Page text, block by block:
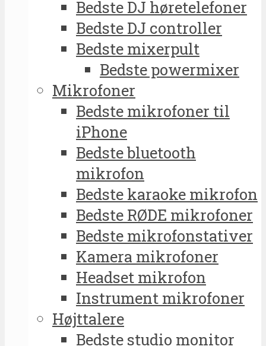
Bedste DJ høretelefoner
Bedste DJ controller
Bedste mixerpult
Bedste powermixer
Mikrofoner
Bedste mikrofoner til
iPhone
Bedste bluetooth
mikrofon
Bedste karaoke mikrofon
Bedste RØDE mikrofoner
Bedste mikrofonstativer
Kamera mikrofoner
Headset mikrofon
Instrument mikrofoner
Højttalere
Bedste studio monitor